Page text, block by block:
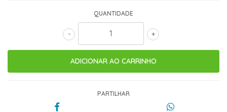
QUANTIDADE
+
-
PARTILHAR